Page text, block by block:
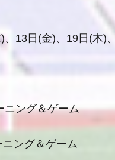
13日(金)、19日(木)
ング＆ゲーム
ング＆ゲーム